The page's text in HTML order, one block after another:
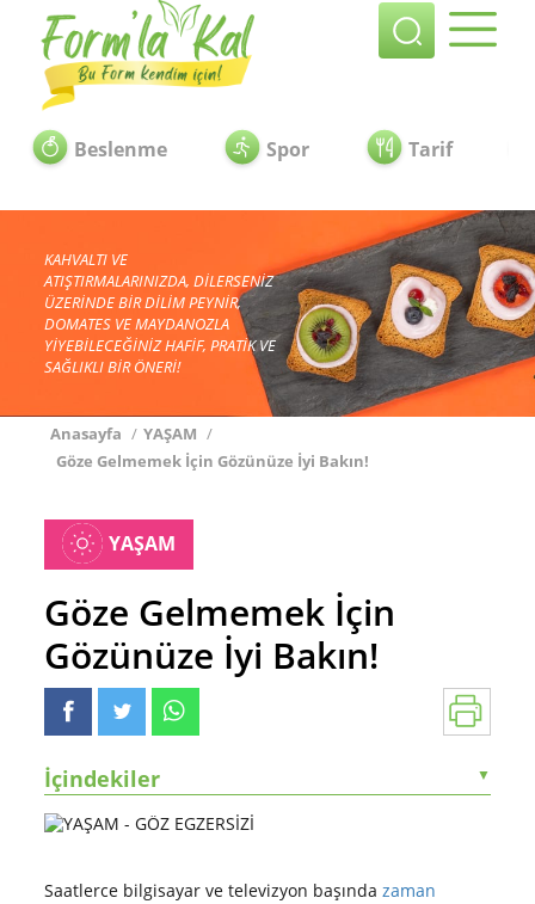
Beslenme Spor Tarif
KAHVALTI VE
ATIŞTIRMALARINIZDA, DİLERSENİZ
ÜZERİNDE BİR DİLİM PEYNİR,
DOMATES VE MAYDANOZLA
YİYEBİLECEĞİNİZ HAFİF, PRATİK VE
SAĞLIKLI BİR ÖNERİ!
Anasayfa / YAŞAM /
Göze Gelmemek İçin Gözünüze İyi Bakın!
YAŞAM
Göze Gelmemek İçin
Gözünüze İyi Bakın!
İçindekiler ▼
Saatlerce bilgisayar ve televizyon başında zaman